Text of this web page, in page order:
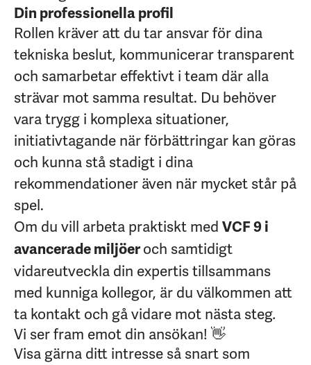
Din professionella profil
Rollen kräver att du tar ansvar för dina
tekniska beslut, kommunicerar transparent
och samarbetar effektivt i team där alla
strävar mot samma resultat. Du behöver
vara trygg i komplexa situationer,
initiativtagande när förbättringar kan göras
och kunna stå stadigt i dina
rekommendationer även när mycket står på
spel.
Om du vill arbeta praktiskt med VCF 9 i
avancerade miljöeroch samtidigt
vidareutveckla din expertis tillsammans
med kunniga kollegor, är du välkommen att
ta kontakt och gå vidare mot nästa steg.
Vi ser fram emot din ansökan! 👋
Visa gärna ditt intresse så snart som